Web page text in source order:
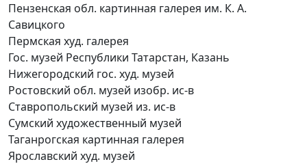
Пензенская обл. картинная галерея им. К. А.
Савицкого
Пермская худ. галерея
Гос. музей Республики Татарстан, Казань
Нижегородский гос. худ. музей
Ростовский обл. музей изобр. ис-в
Ставропольский музей из. ис-в
Сумский художественный музей
Таганрогская картинная галерея
Ярославский худ. музей